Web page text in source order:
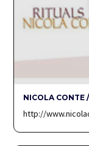
NICOLA CONTE
http://